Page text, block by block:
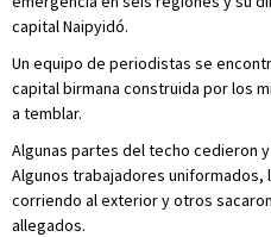
capital Naipyidó.
Un equipo de periodistas se
capital birmana construida por los
a temblar.
Algunas partes del techo cedieron
Algunos trabajadores
corriendo al exterior y otros
allegados.